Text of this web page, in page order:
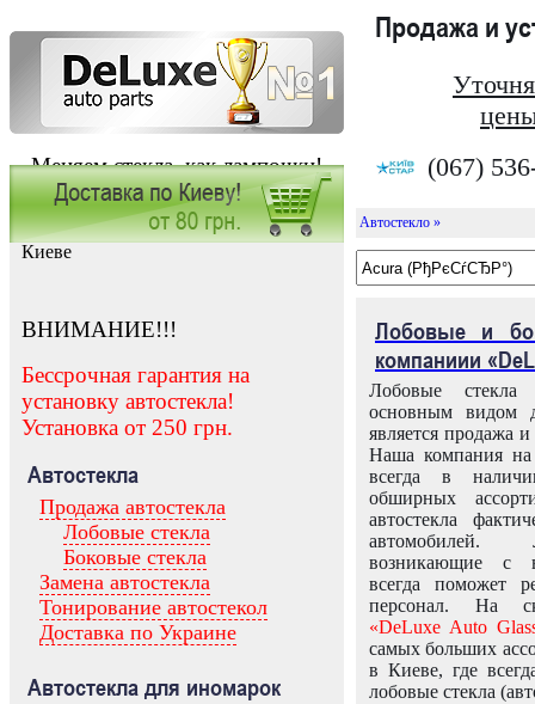
Меняем стекла, как лампочки!
Продажа и
(067)
Заказать установку автостекла в
Киеве
ВНИМАНИЕ!!!
Бессрочная гарантия на
установку автостекла!
Установка от 250 грн.
Автостекла
Продажа автостекла
Лобовые стекла
Боковые стекла
Замена автостекла
Тонирование автостекол
Доставка по Украине
Автостекла для иномарок
Автостекло »
Лобовые и
компаниии
Лобовые
основным видом
является продажа и
Наша компания на
всегда в
обширных
автостекла
возникающие с
всегда поможет
персонал. На
«DeLuxe Auto
самых больших
в Киеве, где
лобовые стекла